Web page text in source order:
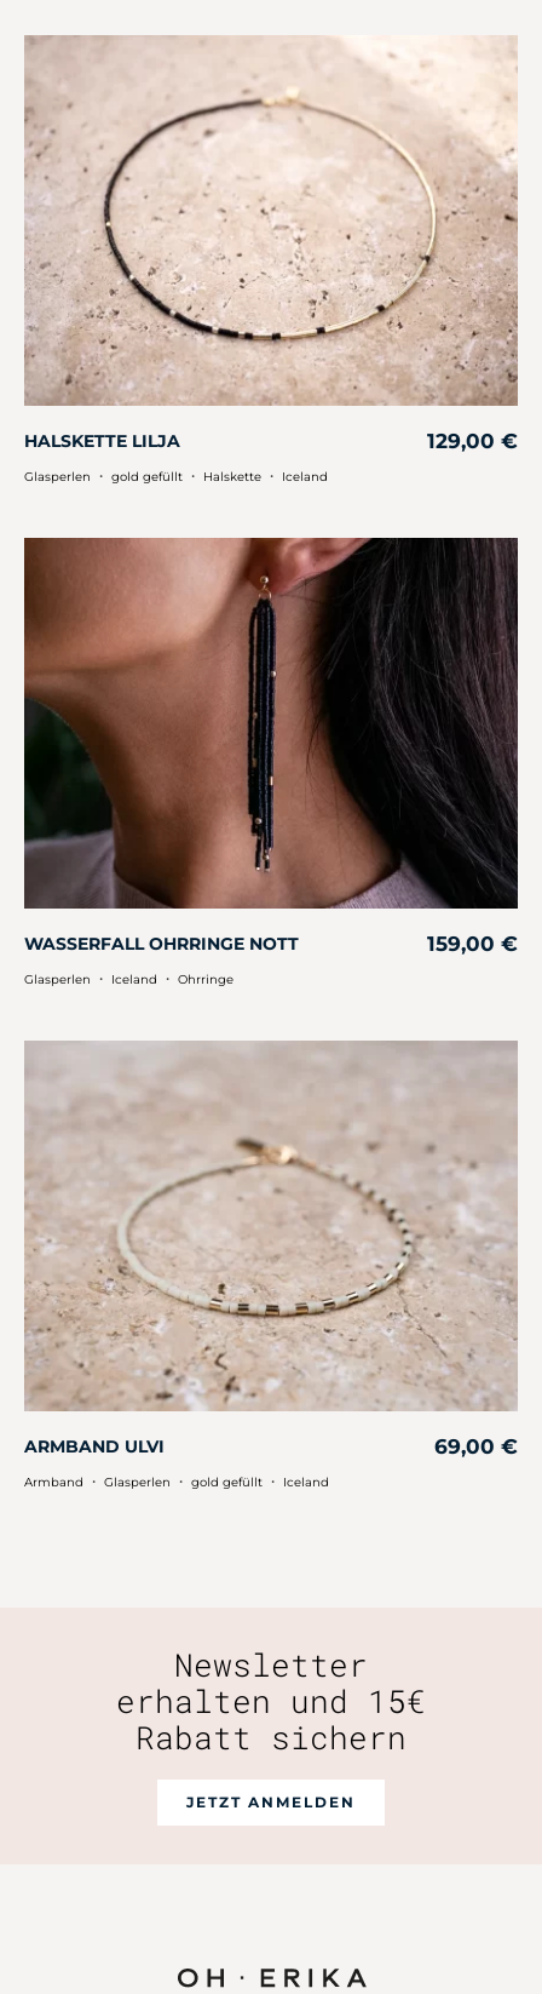
HALSKETTE LILJA 129,00 €
Glasperlen ・ gold gefüllt ・ Halskette ・ Iceland
WASSERFALL OHRRINGE NOTT 159,00 €
Glasperlen ・ Iceland ・ Ohrringe
ARMBAND ULVI 69,00 €
Armband ・ Glasperlen ・ gold gefüllt ・ Iceland
Newsletter
erhalten und 15€
Rabatt sichern
JETZT ANMELDEN